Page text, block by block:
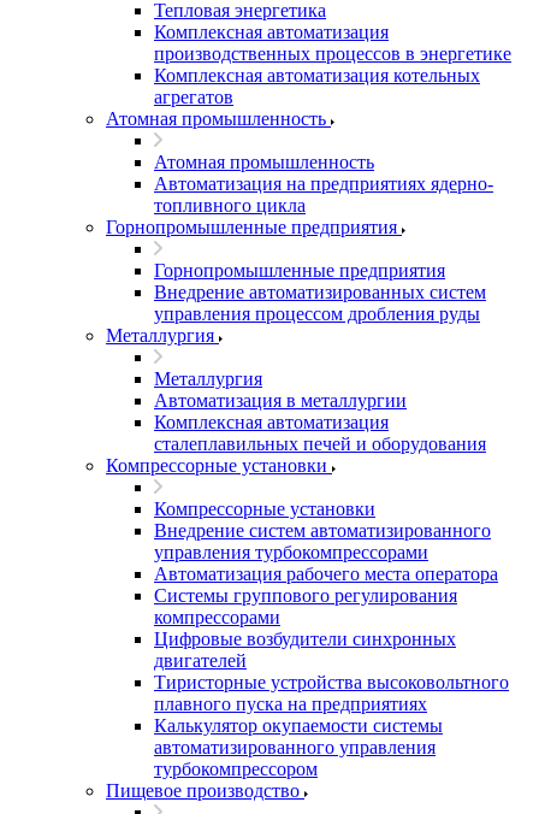
Тепловая энергетика
Комплексная автоматизация
производственных процессов в энергетике
Комплексная автоматизация котельных
агрегатов
Атомная промышленность
Атомная промышленность
Автоматизация на предприятиях ядерно-
топливного цикла
Горнопромышленные предприятия
Горнопромышленные предприятия
Внедрение автоматизированных систем
управления процессом дробления руды
Металлургия
Металлургия
Автоматизация в металлургии
Комплексная автоматизация
сталеплавильных печей и оборудования
Компрессорные установки
Компрессорные установки
Внедрение систем автоматизированного
управления турбокомпрессорами
Автоматизация рабочего места оператора
Системы группового регулирования
компрессорами
Цифровые возбудители синхронных
двигателей
Тиристорные устройства высоковольтного
плавного пуска на предприятиях
Калькулятор окупаемости системы
автоматизированного управления
турбокомпрессором
Пищевое производство